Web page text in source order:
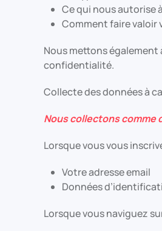
Ce qui nous autorise
Comment faire valoir
Nous mettons
confidentialité.
Collecte des données à
Nous collectons comme
Lorsque vous vous
Votre adresse email
Données
Lorsque vous naviguez